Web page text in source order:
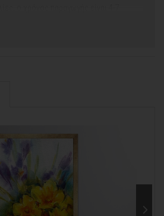
κατά τη διάρκεια μεγάλων